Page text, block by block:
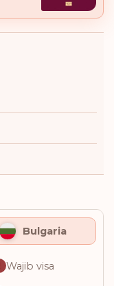
Bulgaria
Wajib visa